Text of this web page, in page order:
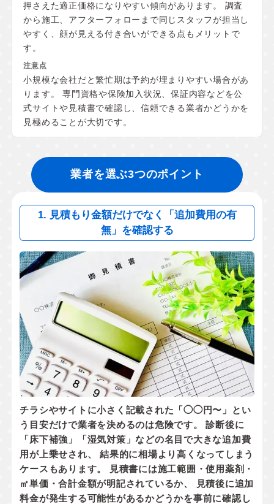
押さえた適正価格になりやすい傾向があります。 調査
から施工、アフターフォローまで同じスタッフが担当し
やすく、顔が見える付き合いができる点もメリットで
す。
小規模な会社だと繁忙期は予約が埋まりやすい場合があ
ります。 専門資格や保険加入状況、保証内容などを公
式サイトや見積書で確認し、信頼できる業者かどうかを
見極めることが大切です。
業者を選ぶ3つのポイント
1. 見積もり金額だけでなく「追加費用の有
無」を確認する
チラシやサイトに小さく記載された「◯◯円〜」とい
う目安だけで業者を決めるのは危険です。 診断後に
「床下補強」「湿気対策」などの名目で大きな追加費
用が上乗せされ、 結果的に相場より高くなってしまう
ケースもあります。 見積書には施工範囲・使用薬剤・
㎡単価・合計金額が明記されているか、
見積後に追加
料金が発生する可能性があるかどうかを事前に確認し